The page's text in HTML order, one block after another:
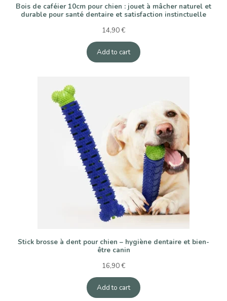
Bois de caféier 10cm pour chien : jouet à mâcher naturel et
durable pour santé dentaire et satisfaction instinctuelle
14,90€
Add to cart
Stick brosse à dent pour chien – hygiène dentaire et bien-
être canin
16,90€
Add to cart